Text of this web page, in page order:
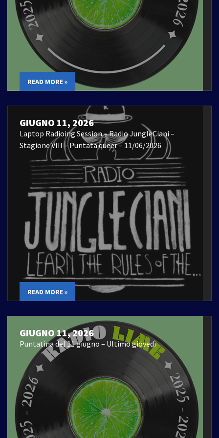
READ MORE »
GIUGNO 11, 2026
Laptop Radioing Session – Radio JungleCiani –
Stagione VIII – Puntata queer – 11/06/2026
READ MORE »
GIUGNO 11, 2026
Puntatina del 11 giugno – Ultimo giovedì